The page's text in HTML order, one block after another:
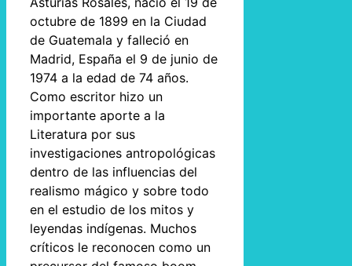
octubre de 1899 en la Ciudad
de Guatemala y falleció en
Madrid, España el 9 de junio de
1974 a la edad de 74 años.
Como escritor hizo un
importante aporte a la
Literatura por sus
investigaciones antropológicas
dentro de las influencias del
realismo mágico y sobre todo
en el estudio de los mitos y
leyendas indígenas. Muchos
críticos le reconocen como un